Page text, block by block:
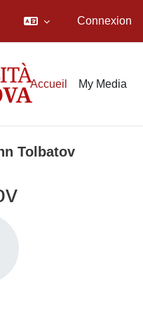
Connexion
Accueil My Media
Tolbatov